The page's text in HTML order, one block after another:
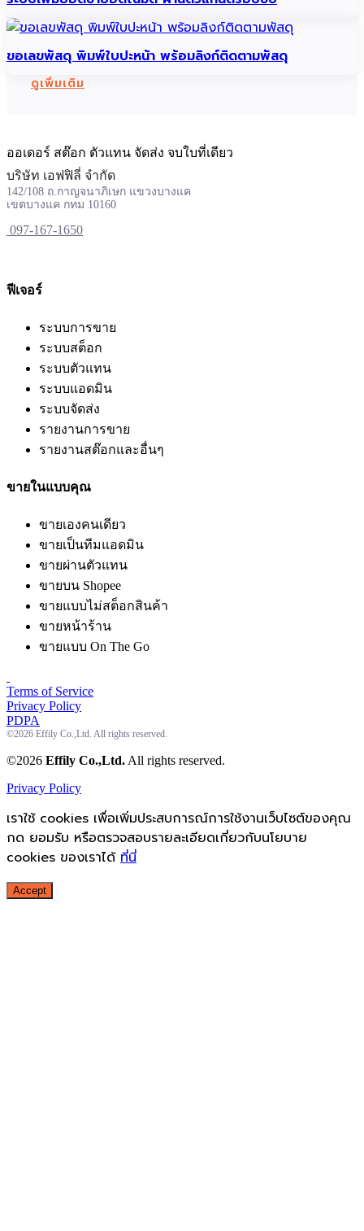
ขอเลขพัสดุ พิมพ์ใบปะหน้า พร้อมลิงก์ติดตามพัสดุ
ดูเพิ่มเติม
ออเดอร์ สต๊อก ตัวแทน จัดส่ง จบใบที่เดียว
บริษัท เอฟฟิลี่ จำกัด
142/108 ถ.กาญจนาภิเษก แขวงบางแค
เขตบางแค กทม 10160
097-167-1650
ฟีเจอร์
ระบบการขาย
ระบบสต็อก
ระบบตัวแทน
ระบบแอดมิน
ระบบจัดส่ง
รายงานการขาย
รายงานสต๊อกและอื่นๆ
ขายในแบบคุณ
ขายเองคนเดียว
ขายเป็นทีมแอดมิน
ขายผ่านตัวแทน
ขายบน Shopee
ขายแบบไม่สต็อกสินค้า
ขายหน้าร้าน
ขายแบบ On The Go
Terms of Service
Privacy Policy
PDPA
©2026 Effily Co.,Ltd. All rights reserved.
©2026 Effily Co.,Ltd. All rights reserved.
Privacy Policy
เราใช้ cookies เพื่อเพิ่มประสบการณ์การใช้งานเว็บไซต์ของคุณ
กด ยอมรับ หรือตรวจสอบรายละเอียดเกี่ยวกับนโยบาย
cookies ของเราได้ ที่นี่
Accept